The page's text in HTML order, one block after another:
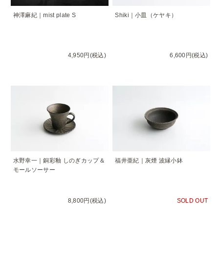
神澤麻紀｜mist plate S
4,950円(税込)
Shiki｜小皿（ケヤキ）
6,600円(税込)
水野幸一｜銅彩釉 しのぎカップ＆
モールソーサー
8,800円(税込)
福井亜紀｜灰煙 波縁小鉢
SOLD OUT